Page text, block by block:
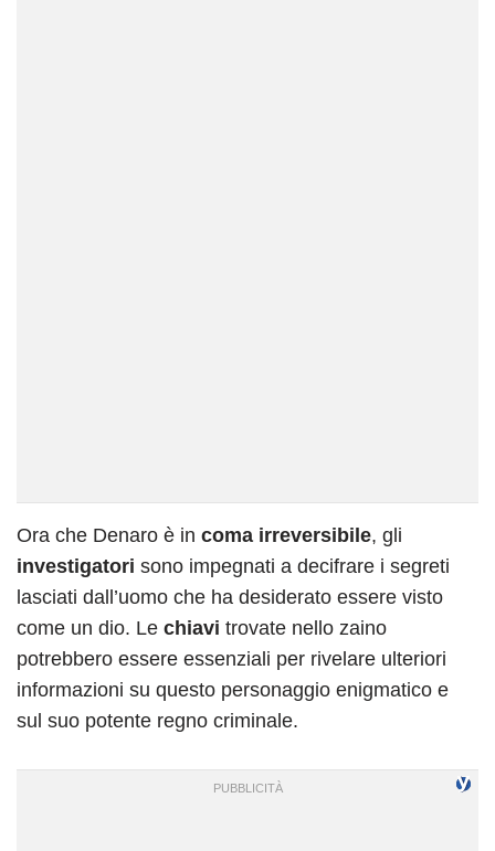
Ora che Denaro è in coma irreversibile, gli
investigatori sono impegnati a decifrare i segreti
lasciati dall’uomo che ha desiderato essere visto
come un dio. Le chiavi trovate nello zaino
potrebbero essere essenziali per rivelare ulteriori
informazioni su questo personaggio enigmatico e
sul suo potente regno criminale.